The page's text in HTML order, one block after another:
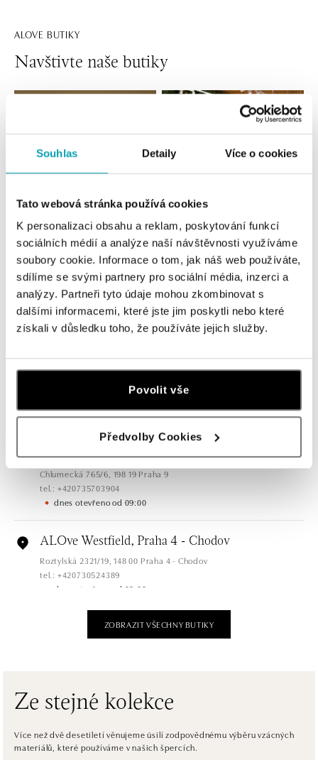
Souhlas Detaily Více o cookies
Tato webová stránka používá cookies
K personalizaci obsahu a reklam, poskytování funkcí
sociálních médií a analýze naší návštěvnosti využíváme
soubory cookie. Informace o tom, jak náš web používáte,
sdílíme se svými partnery pro sociální média, inzerci a
analýzy. Partneři tyto údaje mohou zkombinovat s
dalšími informacemi, které jste jim poskytli nebo které
získali v důsledku toho, že používáte jejich služby.
Povolit vše
Předvolby Cookies
ALOVE BUTIKY
Navštivte naše butiky
Všechny Česko Slovensko
ALOve OC Nový Smíchov, Praha 5
Plzeňská 8, 150 00 Praha 5 - Anděl
tel.: +420736509250
dnes otevřeno od 09:00
ALOve OC Olympia, Brno
U Dálnice 777, 664 42 Brno
dnes otevřeno od 10:00
ALOve Westfield Černý most, Praha 9
Chlumecká 765/6, 198 19 Praha 9
tel.: +420735703904
dnes otevřeno od 09:00
ALOve Westfield, Praha 4 - Chodov
Roztylská 2321/19, 148 00 Praha 4 - Chodov
tel.: +420730524389
dnes otevřeno od 09:00
ALOve OC Aupark, Bratislava
ALOve OC Eurovea, Bratislava
Pribinova 8, 811 09 Bratislava
tel.: +421917090467
ZOBRAZIT VŠECHNY BUTIKY
Ze stejné kolekce
Více než dvě desetiletí věnujeme úsilí zodpovědnému výběru vzácných
materiálů, které používáme v našich špercích.